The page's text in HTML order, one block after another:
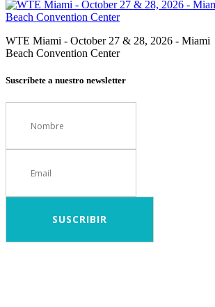
WTE Miami - October 27 & 28, 2026 - Miami
Beach Convention Center
Suscríbete a nuestro newsletter